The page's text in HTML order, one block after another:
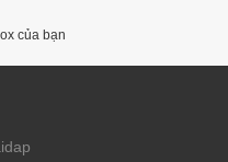
của bạn